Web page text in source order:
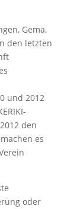
Gema,
den letzten
und 2012
den
es
oder